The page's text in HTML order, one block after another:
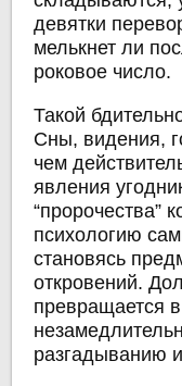
девятки
мелькнет ли
роковое число.
Такой
Сны, видения,
чем
явления
“пророчества”
психологию
становясь
откровений.
превращается
разгадыванию